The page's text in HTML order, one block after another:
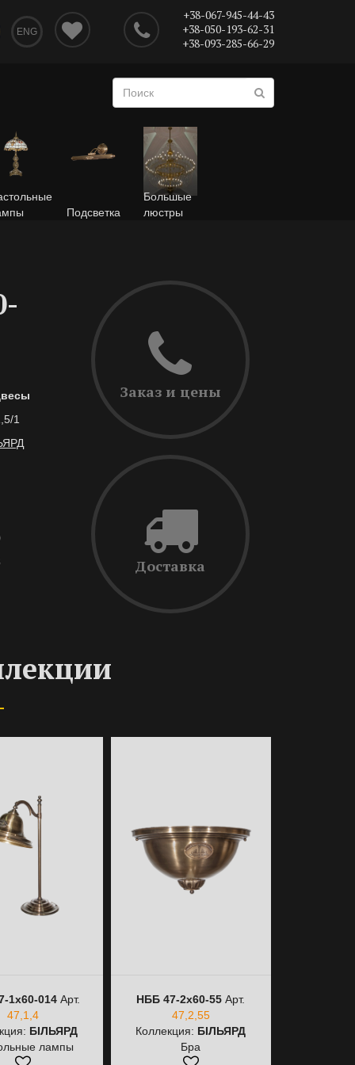
ENG
+38-067-945-44-43
+38-050-193-62-31
+38-093-285-66-29
Подсветка
Большые
люстры
1
Заказ и цены
Доставка
1х60-014 Арт.
47,1,4
БІЛЬЯРД
лампы
НББ 47-2х60-55 Арт.
47,2,55
Коллекция: БІЛЬЯРД
Бра